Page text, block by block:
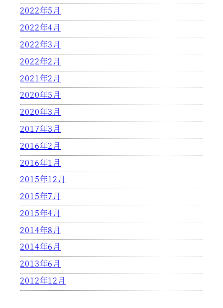
2022年5月
2022年4月
2022年3月
2022年2月
2021年2月
2020年5月
2020年3月
2017年3月
2016年2月
2016年1月
2015年12月
2015年7月
2015年4月
2014年8月
2014年6月
2013年6月
2012年12月